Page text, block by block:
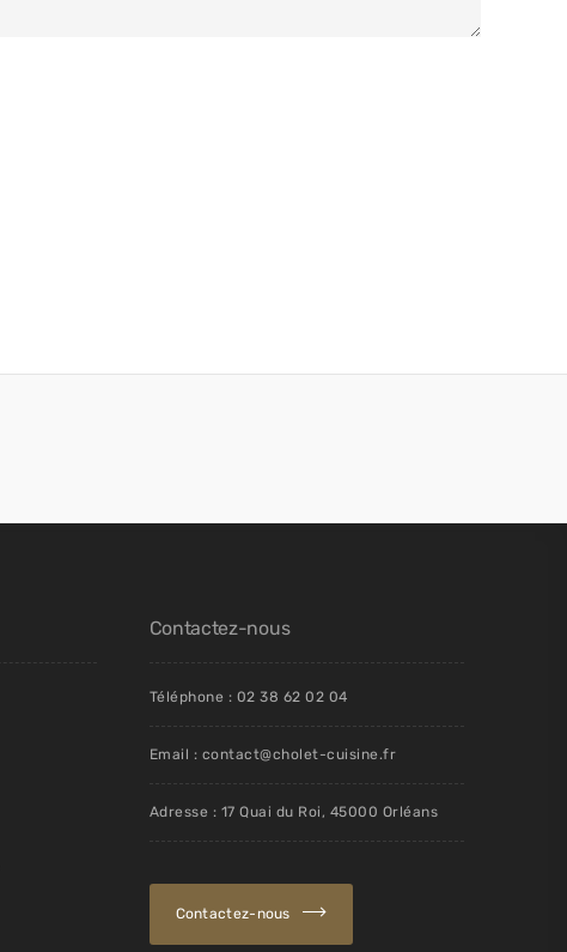
Contactez-nous
Téléphone : 02 38 62 02 04
Email : contact@cholet-cuisine.fr
Adresse : 17 Quai du Roi, 45000 Orléans
Contactez-nous